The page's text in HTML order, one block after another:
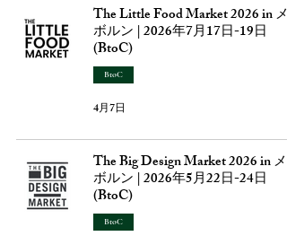
The Little Food Market 2026 in メ
ボルン | 2026年7月17日-19日
(BtoC)
BtoC
4月7日
The Big Design Market 2026 in メ
ボルン | 2026年5月22日-24日
(BtoC)
BtoC